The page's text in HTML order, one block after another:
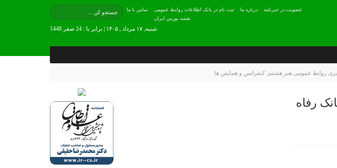
تماس با ما
ثبت نام در بانک اطلاعات روابط عمومی
نقشه بورس ایران
درباره ما عضويت در خبرنامه
شنبه, ۱۷ مرداد , ۱۴۰۵ | برابر با : 24 صفر 1448
روابط عمومی هنر هشتم, كنفرانس و همايش ها
رفاه